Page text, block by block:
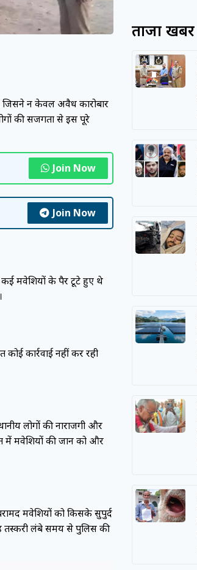
जिसने न केवल अवैध कारोबार
की सजगता से इस पूरे
Join Now
Join Now
कई मवेशियों के पैर टूटे हुए थे
कार्रवाई नहीं कर रही
लोगों की नाराजगी और
में मवेशियों की जान को और
मवेशियों को किसके सुपुर्द
तस्करी लंबे समय से पुलिस की
ताजा खबरें